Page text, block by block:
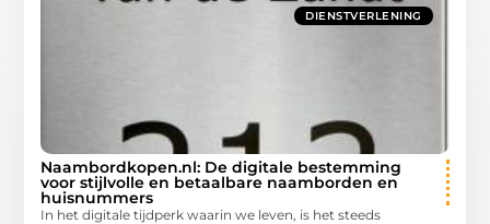
DIENSTVERLENING
Naambordkopen.nl: De digitale bestemming
voor stijlvolle en betaalbare naamborden en
huisnummers
In het digitale tijdperk waarin we leven, is het steeds